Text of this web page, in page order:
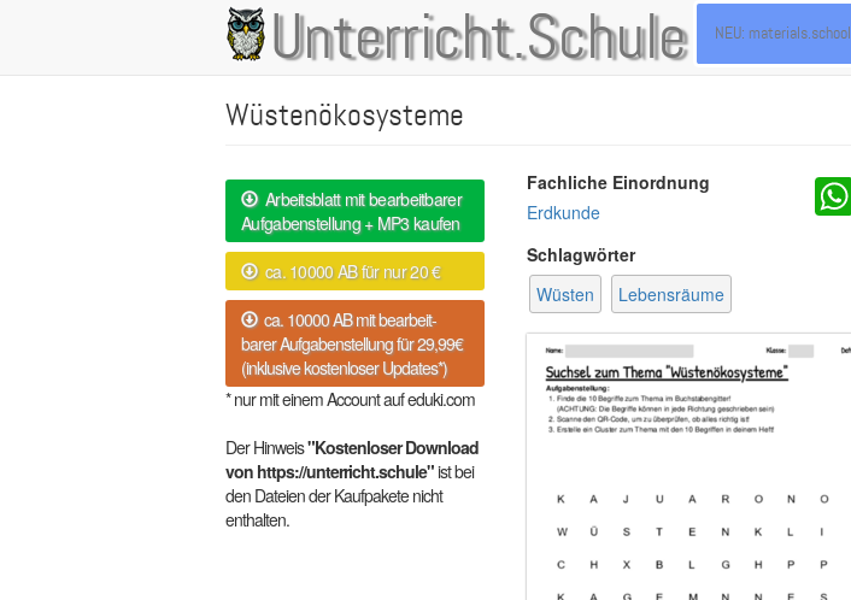
Unterricht.Schule
Main
navigation
NEU: materials.school
Wüstenökosysteme
Arbeitsblatt mit bearbeitbarer
Aufgabenstellung + MP3 kaufen
ca. 10000 AB für nur 20 €
ca. 10000 AB mit bearbeit-
barer Aufgabenstellung für 29,99€
(inklusive kostenloser Updates*)
* nur mit einem Account auf eduki.com
Der Hinweis"Kostenloser Download
von https://unterricht.schule"ist bei
den Dateien der Kaufpakete nicht
enthalten.
Fachliche Einordnung
Erdkunde
Schlagwörter
Wüsten
Lebensräume